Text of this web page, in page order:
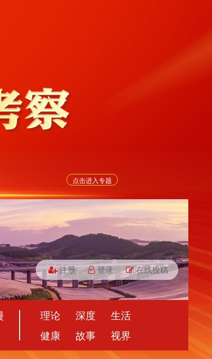
点击进入专题
注册 登录 在线投稿
理论 深度
生活
健康
故事 视界